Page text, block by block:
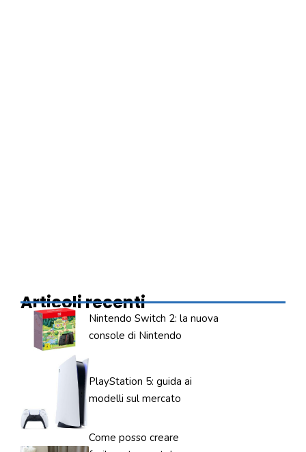
Articoli recenti
Nintendo Switch 2: la nuova
console di Nintendo
PlayStation 5: guida ai
modelli sul mercato
Come posso creare